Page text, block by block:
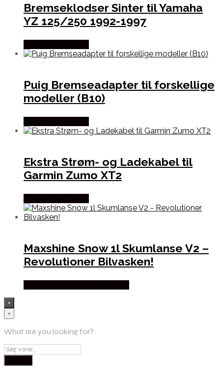
Bremseklodser Sinter til Yamaha
YZ 125/250 1992-1997
Puig Bremseadapter til forskellige
modeller (B10)
Ekstra Strøm- og Ladekabel til
Garmin Zumo XT2
Maxshine Snow 1l Skumlanse V2 –
Revolutioner Bilvasken!
×
×
What are you looking for?